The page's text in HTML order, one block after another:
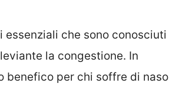
che sono conosciuti
la congestione. In
benefico per chi soffre di naso